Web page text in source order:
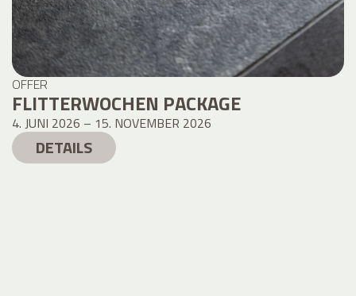
OFFER
FLITTERWOCHEN PACKAGE
4. JUNI 2026 – 15. NOVEMBER 2026
DETAILS